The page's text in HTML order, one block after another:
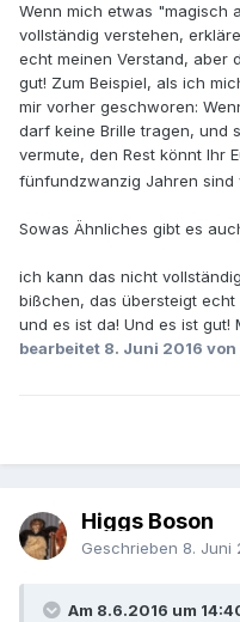
Wenn mich etwas "magisch
vollständig verstehen,
echt meinen Verstand, aber
gut! Zum Beispiel, als ich
mir vorher geschworen:
darf keine Brille tragen, und
vermute, den Rest könnt Ihr
fünfundzwanzig Jahren sind
Sowas Ähnliches gibt es
ich kann das nicht
bißchen, das übersteigt echt
und es ist da! Und es ist gut!
bearbeitet 8. Juni 2016 von
Higgs Boson
Geschrieben 8. Juni
Am 8.6.2016 um